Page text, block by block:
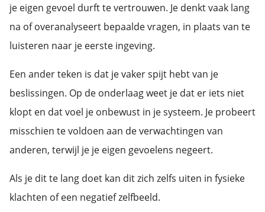
je eigen gevoel durft te vertrouwen. Je denkt vaak lang
na of overanalyseert bepaalde vragen, in plaats van te
luisteren naar je eerste ingeving.
Een ander teken is dat je vaker spijt hebt van je
beslissingen. Op de onderlaag weet je dat er iets niet
klopt en dat voel je onbewust in je systeem. Je probeert
misschien te voldoen aan de verwachtingen van
anderen, terwijl je je eigen gevoelens negeert.
Als je dit te lang doet kan dit zich zelfs uiten in fysieke
klachten of een negatief zelfbeeld.